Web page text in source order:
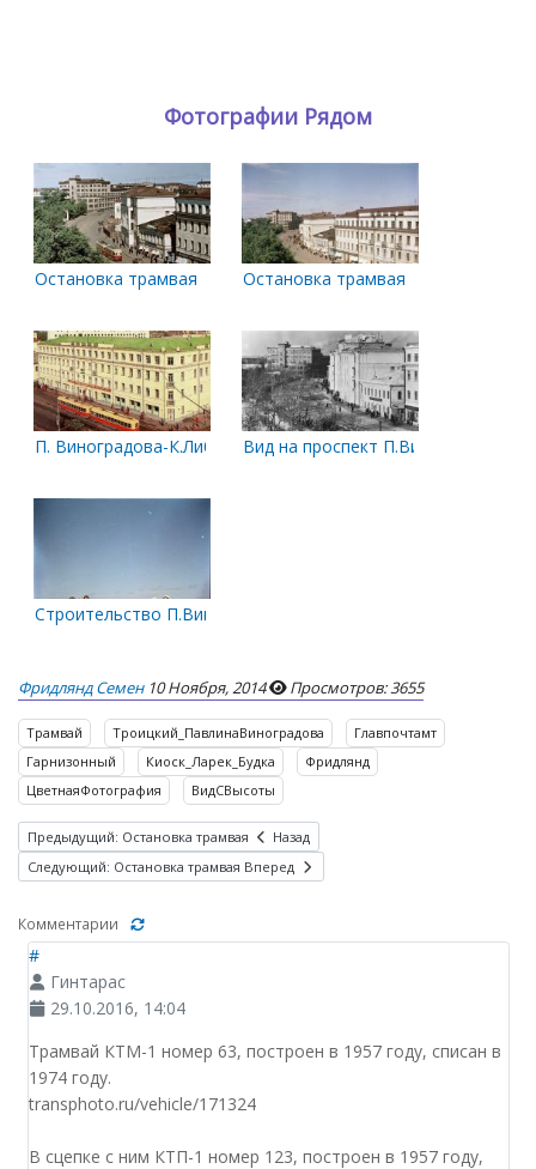
Фотографии Рядом
Остановка трамвая Остановка трамвая
П. Виноградова-К.ЛибкнехтаВид на проспект П.Виноградова с
Строительство П.Виноградова, 41 к.1
Фридлянд Семен 10 Ноября, 2014 Просмотров: 3655
Трамвай Троицкий_ПавлинаВиноградова
Главпочтамт
Гарнизонный
Киоск_Ларек_Будка
Фридлянд
ЦветнаяФотография
ВидСВысоты
Предыдущий: Остановка трамвая
Назад
Следующий: Остановка трамвая Вперед
Комментарии
#
Гинтарас
29.10.2016, 14:04
Трамвай КТМ-1 номер 63, построен в 1957 году, списан в
1974 году.
transphoto.ru/vehicle/171324
В сцепке с ним КТП-1 номер 123, построен в 1957 году,